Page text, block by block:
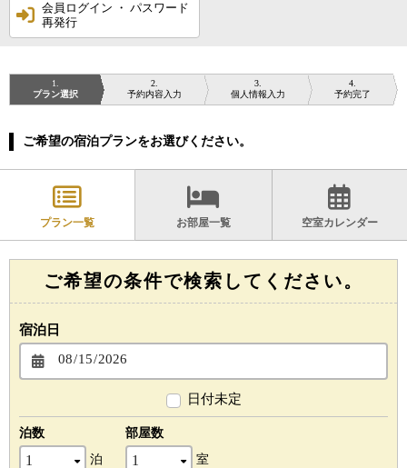
会員ログイン ・ パスワード
再発行
1
プラン選択
2
予約内容入力
3
個人情報入力
4
予約完了
ご希望の宿泊プランをお選びください。
プラン一覧 お部屋一覧 空室カレンダー
ご希望の条件で検索してください。
宿泊日
日付未定
泊数
泊
部屋数
室